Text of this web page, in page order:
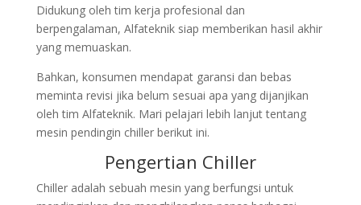
Didukung oleh tim kerja profesional dan
berpengalaman, Alfateknik siap memberikan hasil akhir
yang memuaskan.
Bahkan, konsumen mendapat garansi dan bebas
meminta revisi jika belum sesuai apa yang dijanjikan
oleh tim Alfateknik. Mari pelajari lebih lanjut tentang
mesin pendingin chiller berikut ini.
Pengertian Chiller
Chiller adalah sebuah mesin yang berfungsi untuk